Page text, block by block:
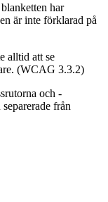
har
är inte förklarad på
alltid att se
(WCAG 3.3.2)
och -
från